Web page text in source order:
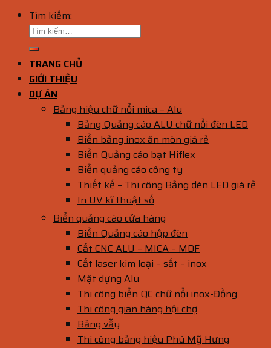
Tìm kiếm:
TRANG CHỦ
GIỚI THIỆU
DỰ ÁN
Bảng hiệu chữ nổi mica – Alu
Bảng Quảng cáo ALU chữ nổi đèn LED
Biển bảng inox ăn mòn giá rẻ
Biển Quảng cáo bạt Hiflex
Biển quảng cáo công ty
Thiết kế – Thi công Bảng đèn LED giá rẻ
In UV kĩ thuật số
Biển quảng cáo cửa hàng
Biển Quảng cáo hộp đèn
Cắt CNC ALU – MICA – MDF
Cắt laser kim loại – sắt – inox
Mặt dựng Alu
Thi công biển QC chữ nổi inox-Đồng
Thi công gian hàng hội chợ
Bảng vẫy
Thi công bảng hiệu Phú Mỹ Hưng